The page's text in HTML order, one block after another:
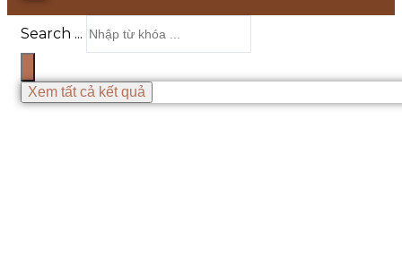
Search ...
Xem tất cả kết quả